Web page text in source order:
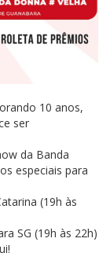
10 anos,
ser
da Banda
especiais para
(19h às
SG (19h às 22h)